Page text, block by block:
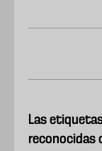
Las
reconocidas